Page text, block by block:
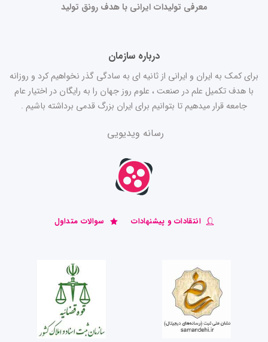
معرفی تولیدات ایرانی با هدف رونق تولید
درباره سازمان
برای کمک به ایران و ایرانی از ثانیه ای به سادگی گذر نخواهیم کرد و روزانه
با هدف تکمیل علم در صنعت ، علوم روز جهان را به رایگان در اختیار عام
جامعه قرار میدهیم تا بتوانیم برای ایران بزرگ قدمی برداشته باشیم .
رسانه ویدیویی
انتقادات و پیشنهادات سوالات متداول